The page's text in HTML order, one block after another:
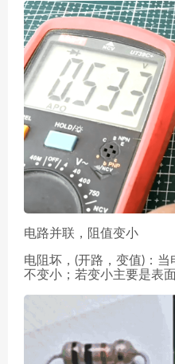
电路并联，阻值变小
电阻坏，(开路，变值)：
不变小；若变小主要是表